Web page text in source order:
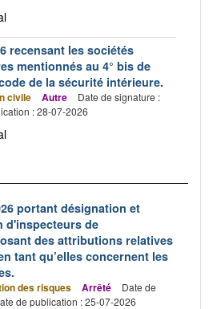
recensant les sociétés
mentionnés au 4° bis de
de la sécurité intérieure.
civile Autre
Date de signature :
: 28-07-2026
portant désignation et
d'inspecteurs de
des attributions relatives
tant qu’elles concernent les
des risques Arrêté
Date de
de publication : 25-07-2026